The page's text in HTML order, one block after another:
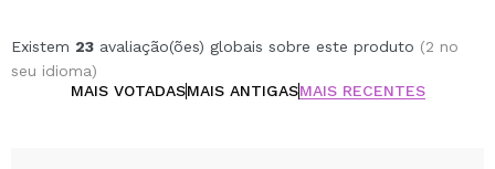
Existem 23 avaliação(ões) globais sobre este produto (2 no
seu idioma)
MAIS VOTADASMAIS ANTIGASMAIS RECENTES